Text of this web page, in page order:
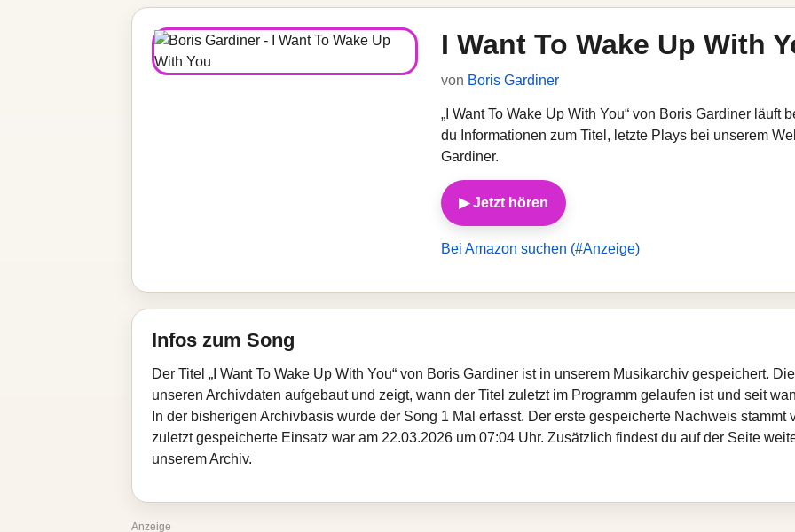
I Want To Wake Up With
von Boris Gardiner
„I Want To Wake Up With You“ von Boris Gardiner läuft
du Informationen zum Titel, letzte Plays bei unserem
Gardiner.
▶ Jetzt hören
Bei Amazon suchen (#Anzeige)
Infos zum Song
Der Titel „I Want To Wake Up With You“ von Boris Gardiner ist in unserem Musikarchiv gespeichert.
unseren Archivdaten aufgebaut und zeigt, wann der Titel zuletzt im Programm gelaufen ist und seit
In der bisherigen Archivbasis wurde der Song 1 Mal erfasst. Der erste gespeicherte Nachweis stammt
zuletzt gespeicherte Einsatz war am 22.03.2026 um 07:04 Uhr. Zusätzlich findest du auf der Seite
unserem Archiv.
Anzeige